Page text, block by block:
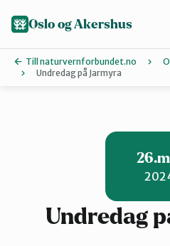
Oslo og Akershus
Till naturvernforbundet.no
Undredag på Jarmyra
Undredag